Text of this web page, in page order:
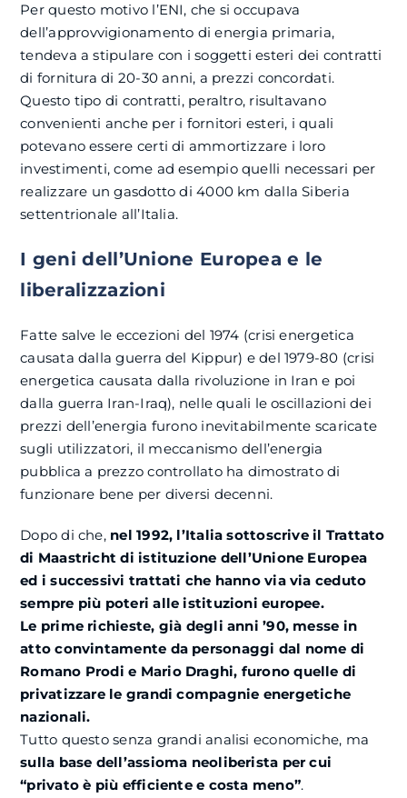
Per questo motivo l’ENI, che si occupava
dell’approvvigionamento di energia primaria,
tendeva a stipulare con i soggetti esteri dei contratti
di fornitura di 20-30 anni, a prezzi concordati.
Questo tipo di contratti, peraltro, risultavano
convenienti anche per i fornitori esteri, i quali
potevano essere certi di ammortizzare i loro
investimenti, come ad esempio quelli necessari per
realizzare un gasdotto di 4000 km dalla Siberia
settentrionale all’Italia.
I geni dell’Unione Europea e le
liberalizzazioni
Fatte salve le eccezioni del 1974 (crisi energetica
causata dalla guerra del Kippur) e del 1979-80 (crisi
energetica causata dalla rivoluzione in Iran e poi
dalla guerra Iran-Iraq), nelle quali le oscillazioni dei
prezzi dell’energia furono inevitabilmente scaricate
sugli utilizzatori, il meccanismo dell’energia
pubblica a prezzo controllato ha dimostrato di
funzionare bene per diversi decenni.
Dopo di che, nel 1992, l’Italia sottoscrive il Trattato
di Maastricht di istituzione dell’Unione Europea
ed i successivi trattati che hanno via via ceduto
sempre più poteri alle istituzioni europee.
Le prime richieste, già degli anni ’90, messe in
atto convintamente da personaggi dal nome di
Romano Prodi e Mario Draghi, furono quelle di
privatizzare le grandi compagnie energetiche
nazionali.
Tutto questo senza grandi analisi economiche, ma
sulla base dell’assioma neoliberista per cui
“privato è più efficiente e costa meno”.